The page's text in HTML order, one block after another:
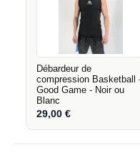
Débardeur de
compression Basketball
Good Game - Noir ou
Blanc
29,00€